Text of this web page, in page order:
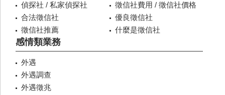
偵探社 / 私家偵探社
徵信社費用 / 徵信社價格
合法徵信社
優良徵信社
徵信社推薦
什麼是徵信社
感情類業務
外遇
外遇調查
外遇徵兆